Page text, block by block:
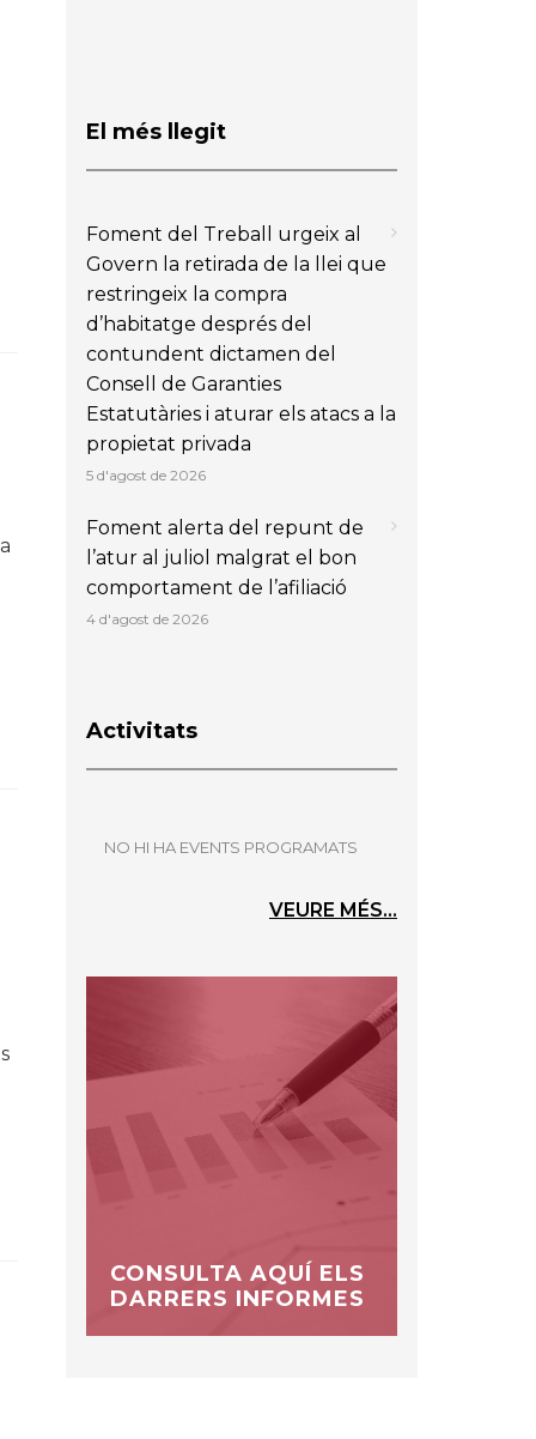
El més llegit
Foment del Treball urgeix al
Govern la retirada de la llei que
restringeix la compra
d’habitatge després del
contundent dictamen del
Consell de Garanties
Estatutàries i aturar els atacs a la
propietat privada
5 d'agost de 2026
Foment alerta del repunt de
l’atur al juliol malgrat el bon
comportament de l’afiliació
4 d'agost de 2026
Activitats
NO HI HA EVENTS PROGRAMATS
VEURE MÉS...
CONSULTA AQUÍ ELS
DARRERS INFORMES